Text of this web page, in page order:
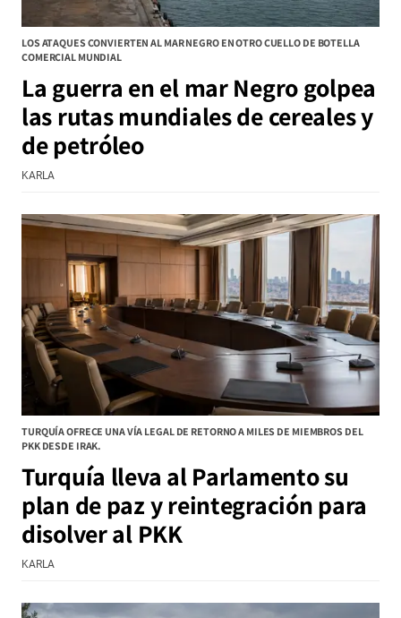
LOS ATAQUES CONVIERTEN AL MAR NEGRO EN OTRO CUELLO DE BOTELLA
COMERCIAL MUNDIAL
La guerra en el mar Negro golpea
las rutas mundiales de cereales y
de petróleo
KARLA
TURQUÍA OFRECE UNA VÍA LEGAL DE RETORNO A MILES DE MIEMBROS DEL
PKK DESDE IRAK.
Turquía lleva al Parlamento su
plan de paz y reintegración para
disolver al PKK
KARLA